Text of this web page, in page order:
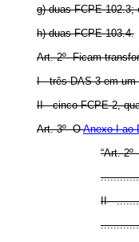
g) duas FCPE 102.3;
h) duas FCPE 103.4.
Art. 2º Ficam
I - três DAS-3 em um
II - cinco FCPE-2,
Art. 3º OAnexo I ao
“Art.
II -